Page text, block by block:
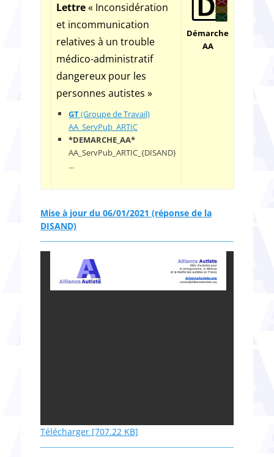
Lettre« Inconsidération
et incommunication
relatives à un trouble
médico-administratif
dangereux pour les
personnes autistes »
GT(Groupe de Travail)
AA_ServPub_ARTIC
*DEMARCHE_AA*
AA_ServPub_ARTIC_{DISAND}
…
Démarche
AA
Mise à jour du 06/01/2021 (réponse de la
DISAND)
Télécharger [707.22 KB]